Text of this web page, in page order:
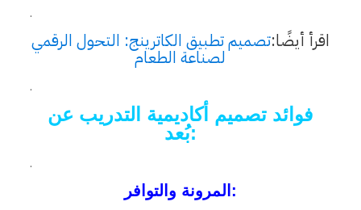
.
اقرأ أيضًا:تصميم تطبيق الكاترينج: التحول الرقمي
لصناعة الطعام
.
فوائد تصميم أكاديمية التدريب عن
بُعد:
.
المرونة والتوافر :